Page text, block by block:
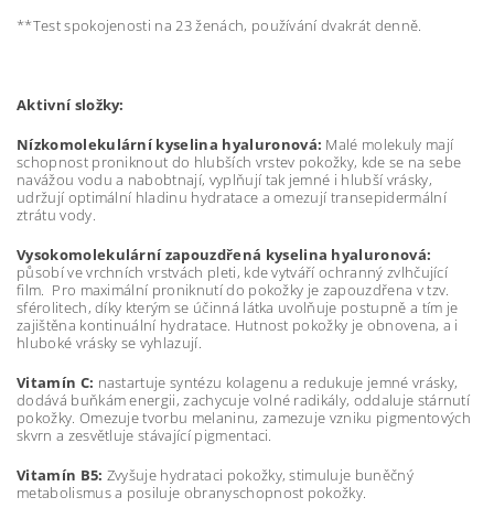
**Test spokojenosti na 23 ženách, používání dvakrát denně.
Aktivní složky:
Nízkomolekulární kyselina hyaluronová: Malé molekuly mají
schopnost proniknout do hlubších vrstev pokožky, kde se na sebe
navážou vodu a nabobtnají, vyplňují tak jemné i hlubší vrásky,
udržují optimální hladinu hydratace a omezují transepidermální
ztrátu vody.
Vysokomolekulární zapouzdřená kyselina hyaluronová:
působí ve vrchních vrstvách pleti, kde vytváří ochranný zvlhčující
film. Pro maximální proniknutí do pokožky je zapouzdřena v tzv.
sférolitech, díky kterým se účinná látka uvolňuje postupně a tím je
zajištěna kontinuální hydratace. Hutnost pokožky je obnovena, a i
hluboké vrásky se vyhlazují.
Vitamín C: nastartuje syntézu kolagenu a redukuje jemné vrásky,
dodává buňkám energii, zachycuje volné radikály, oddaluje stárnutí
pokožky. Omezuje tvorbu melaninu, zamezuje vzniku pigmentových
skvrn a zesvětluje stávající pigmentaci.
Vitamín B5: Zvyšuje hydrataci pokožky, stimuluje buněčný
metabolismus a posiluje obranyschopnost pokožky.